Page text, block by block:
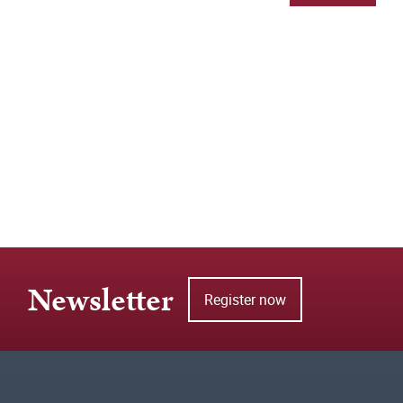
Newsletter Register now